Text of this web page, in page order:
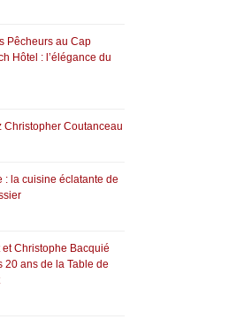
Pêcheurs au Cap
Hôtel : l’élégance du
Christopher Coutanceau
: la cuisine éclatante de
et Christophe Bacquié
20 ans de la Table de